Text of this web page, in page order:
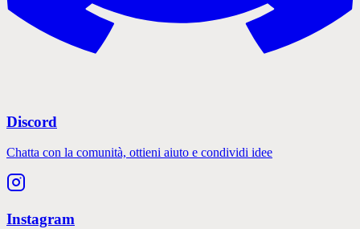
Discord
Chatta con la comunità, ottieni aiuto e condividi idee
Instagram